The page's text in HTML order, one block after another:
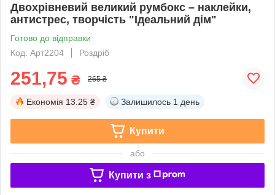
Двохрівневий великий румбокс – наклейки,
антистрес, творчість "Ідеальний дім"
Готово до відправки
Код: Арт2204
Роздріб
251,75 ₴ 265 ₴
Економія 13.25 ₴ Залишилось 1 день
Купити
або
Купити з